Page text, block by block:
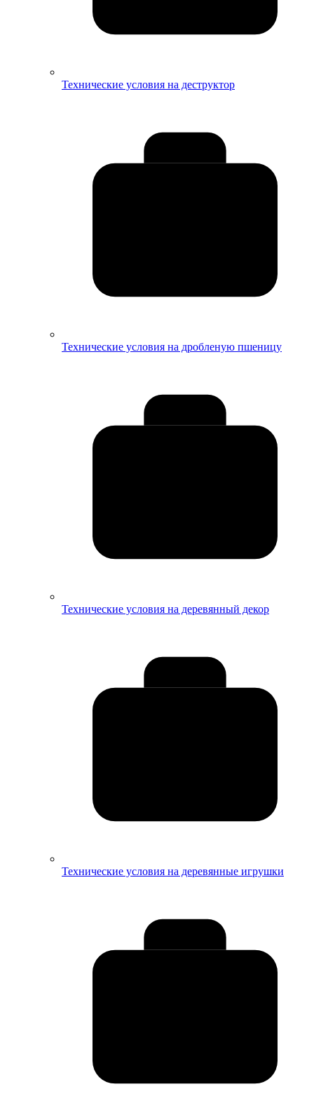
Технические условия на деструктор
Технические условия на дробленую пшеницу
Технические условия на деревянный декор
Технические условия на деревянные игрушки